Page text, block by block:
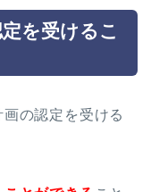
を受けるこ
の認定を受ける